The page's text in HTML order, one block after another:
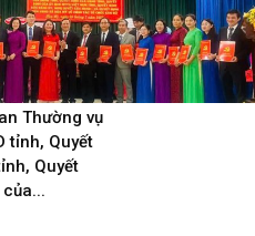
Thường vụ
tỉnh, Quyết
Quyết